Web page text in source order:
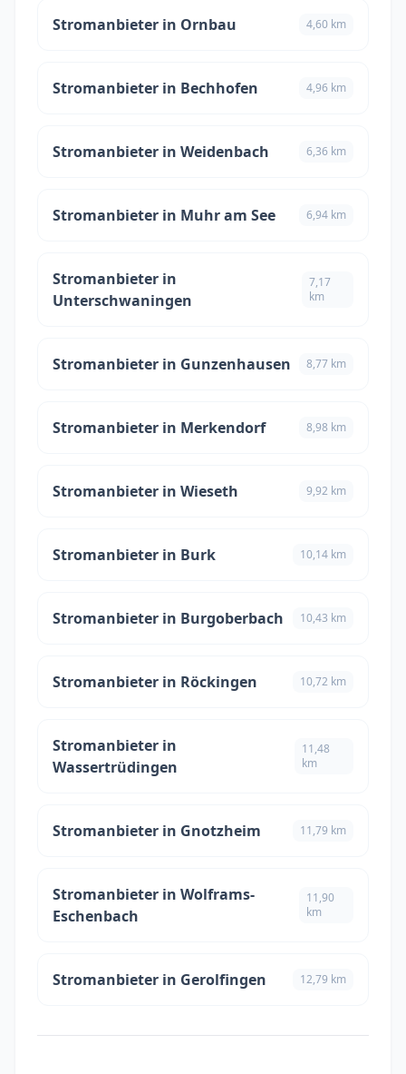
Stromanbieter in Ornbau 4,60 km
Stromanbieter in Bechhofen 4,96 km
Stromanbieter in Weidenbach 6,36 km
Stromanbieter in Muhr am See 6,94 km
Stromanbieter in
Unterschwaningen
7,17
km
Stromanbieter in Gunzenhausen 8,77 km
Stromanbieter in Merkendorf 8,98 km
Stromanbieter in Wieseth 9,92 km
Stromanbieter in Burk 10,14 km
Stromanbieter in Burgoberbach 10,43 km
Stromanbieter in Röckingen 10,72 km
Stromanbieter in
Wassertrüdingen
11,48
km
Stromanbieter in Gnotzheim 11,79 km
Stromanbieter in Wolframs-
Eschenbach
11,90
km
Stromanbieter in Gerolfingen 12,79 km